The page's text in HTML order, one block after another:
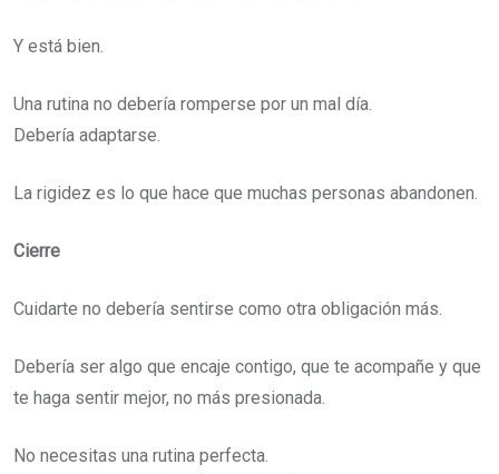
Y está bien.
Una rutina no debería romperse por un mal día.
Debería adaptarse.
La rigidez es lo que hace que muchas personas abandonen.
Cierre
Cuidarte no debería sentirse como otra obligación más.
Debería ser algo que encaje contigo, que te acompañe y que
te haga sentir mejor, no más presionada.
No necesitas una rutina perfecta.